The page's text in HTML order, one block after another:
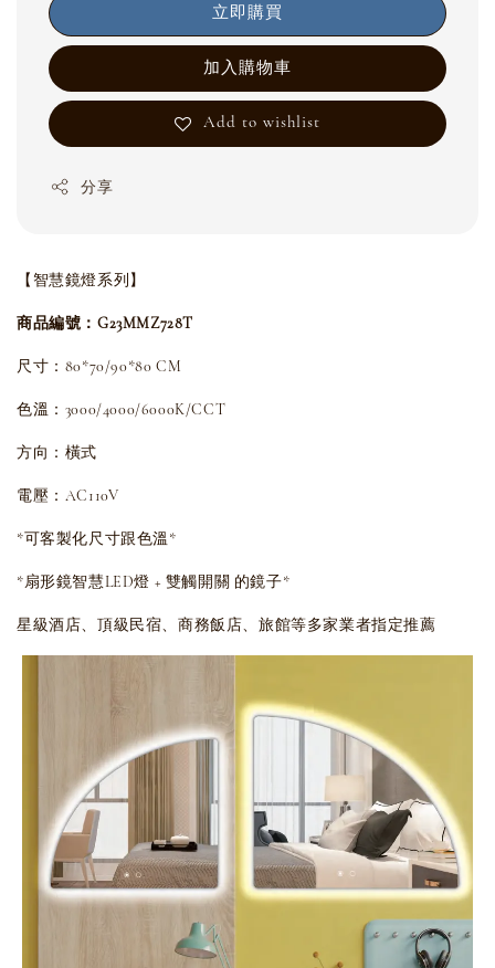
立即購買
加入購物車
Add to wishlist
分享
【智慧鏡燈系列】
商品編號：G23MMZ728T
尺寸：80*70/90*80 CM
色溫：3000/4000/6000K/CCT
方向：橫式
電壓：AC110V
*可客製化尺寸跟色溫*
*扇形鏡智慧LED燈 + 雙觸開關 的鏡子*
星級酒店、頂級民宿、商務飯店、旅館等多家業者指定推薦